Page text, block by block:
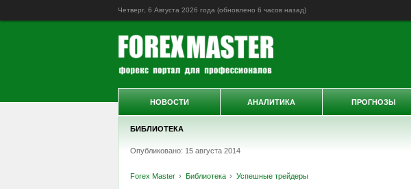
Четверг, 6 Августа 2026 года (обновлено 6 часов назад)
БИБЛИОТЕКА
Опубликовано: 15 августа 2014
Forex Master Библиотека Успешные трейдеры
НОВОСТИ АНАЛИТИКА ПРОГНОЗЫ